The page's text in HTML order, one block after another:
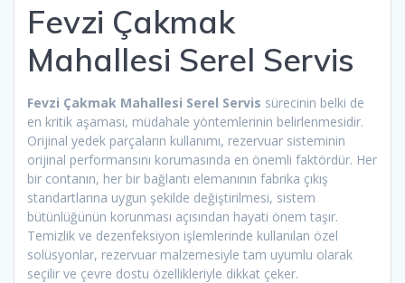
Fevzi Çakmak
Mahallesi Serel Servis
Fevzi Çakmak Mahallesi Serel Servis sürecinin belki de
en kritik aşaması, müdahale yöntemlerinin belirlenmesidir.
Orijinal yedek parçaların kullanımı, rezervuar sisteminin
orijinal performansını korumasında en önemli faktördür. Her
bir contanın, her bir bağlantı elemanının fabrika çıkış
standartlarına uygun şekilde değiştirilmesi, sistem
bütünlüğünün korunması açısından hayati önem taşır.
Temizlik ve dezenfeksiyon işlemlerinde kullanılan özel
solüsyonlar, rezervuar malzemesiyle tam uyumlu olarak
seçilir ve çevre dostu özellikleriyle dikkat çeker.